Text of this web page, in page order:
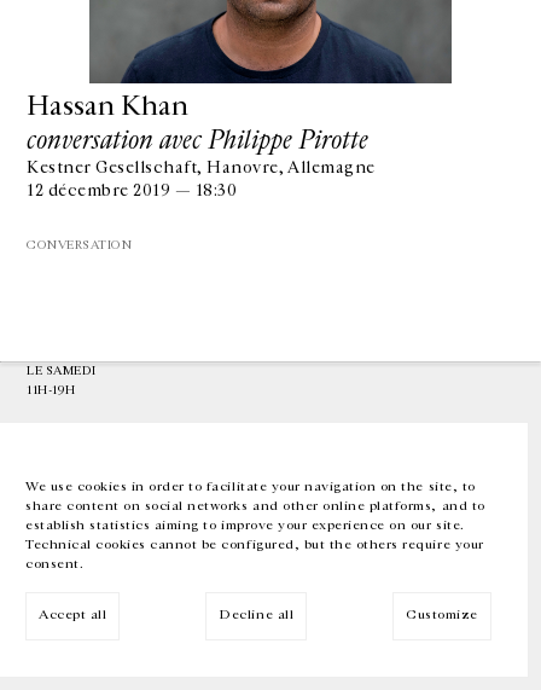
We use cookies in order to facilitate your navigation on the site, to
share content on social networks and other online platforms, and to
establish statistics aiming to improve your experience on our site.
Technical cookies cannot be configured, but the others require your
consent.
Accept all Decline all Customize
Hassan Khan
conversation avec Philippe Pirotte
Kestner Gesellschaft, Hanovre, Allemagne
12 décembre 2019 — 18:30
CONVERSATION
GALERIE CHANTAL CROUSEL
T.+33 1 42 77 38 87
LE SAMEDI
11H-19H
EN FR 中文 Facebook Instagram
Inscrivez-vous à notre newsletter